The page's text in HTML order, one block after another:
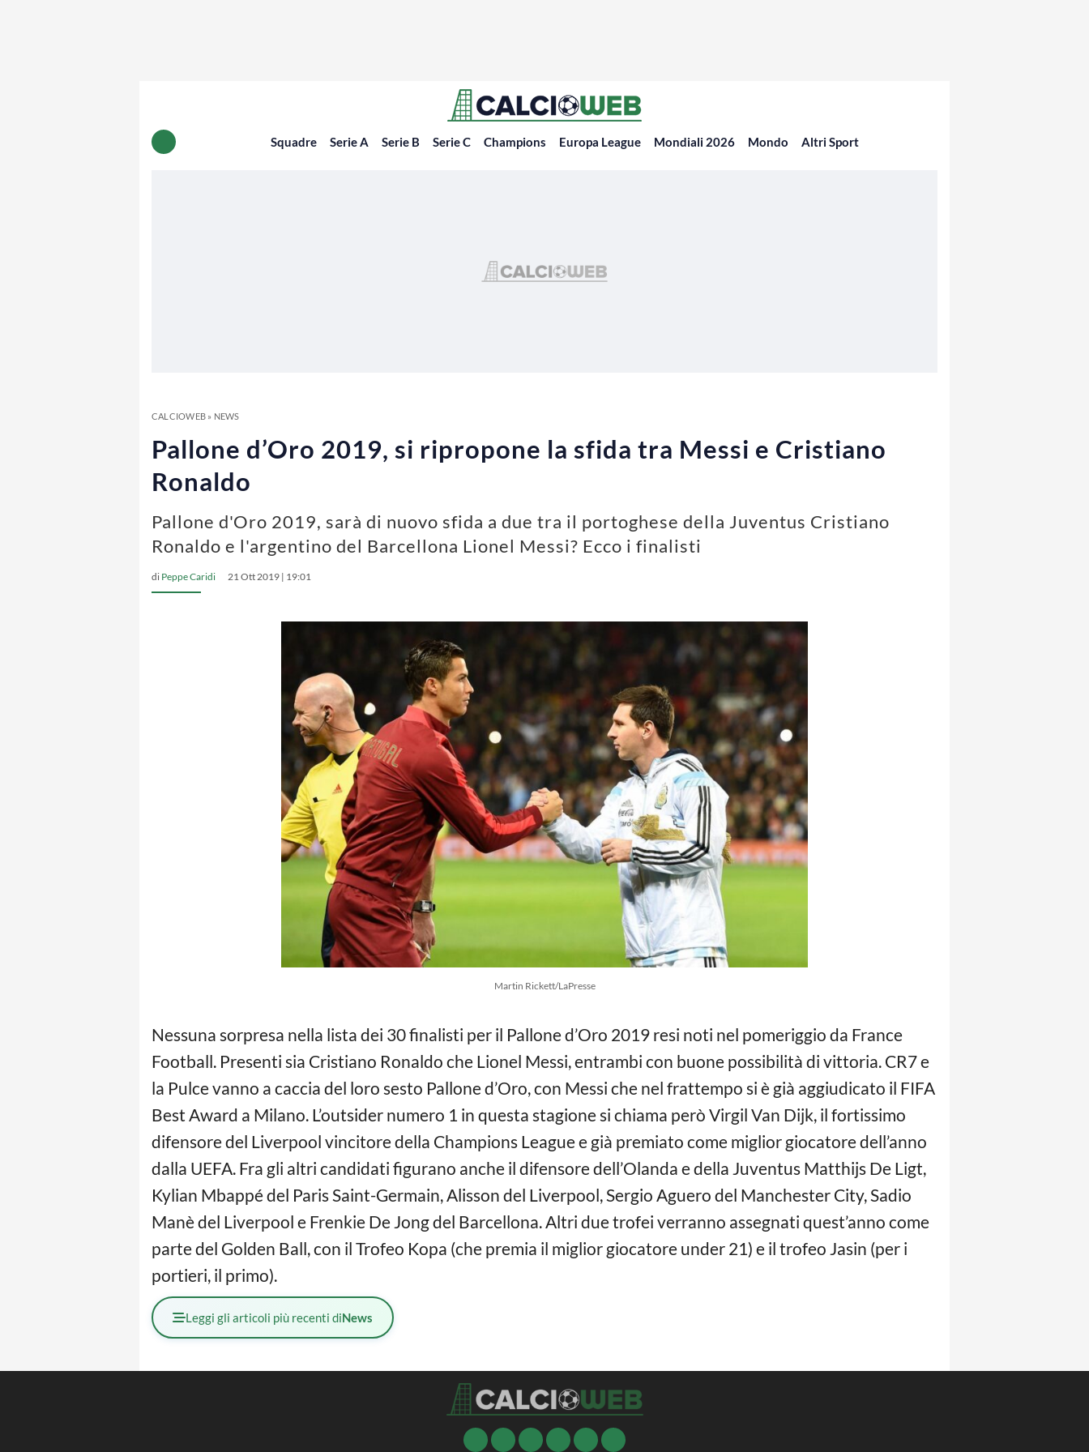
Squadre Serie A Serie B Serie C Champions Europa League Mondiali 2026 Mondo Altri Sport
CALCIOWEB» NEWS
Pallone d’Oro 2019, si ripropone la sfida tra Messi e Cristiano
Ronaldo
Pallone d'Oro 2019, sarà di nuovo sfida a due tra il portoghese della Juventus Cristiano
Ronaldo e l'argentino del Barcellona Lionel Messi? Ecco i finalisti
di Peppe Caridi 21 Ott 2019 | 19:01
Martin Rickett/LaPresse
Nessuna sorpresa nella lista dei 30 finalisti per il Pallone d’Oro 2019 resi noti nel pomeriggio da France
Football. Presenti sia Cristiano Ronaldo che Lionel Messi, entrambi con buone possibilità di vittoria. CR7 e
la Pulce vanno a caccia del loro sesto Pallone d’Oro, con Messi che nel frattempo si è già aggiudicato il FIFA
Best Award a Milano. L’outsider numero 1 in questa stagione si chiama però Virgil Van Dijk, il fortissimo
difensore del Liverpool vincitore della Champions League e già premiato come miglior giocatore dell’anno
dalla UEFA. Fra gli altri candidati figurano anche il difensore dell’Olanda e della Juventus Matthijs De Ligt,
Kylian Mbappé del Paris Saint-Germain, Alisson del Liverpool, Sergio Aguero del Manchester City, Sadio
Manè del Liverpool e Frenkie De Jong del Barcellona. Altri due trofei verranno assegnati quest’anno come
parte del Golden Ball, con il Trofeo Kopa (che premia il miglior giocatore under 21) e il trofeo Jasin (per i
portieri, il primo).
Leggi gli articoli più recenti diNews